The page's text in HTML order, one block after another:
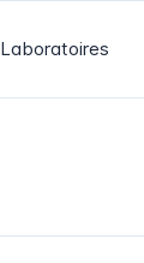
Laboratoires